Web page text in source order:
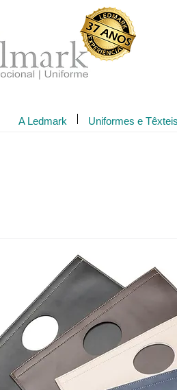
A Ledmark Uniformes e Têxteis